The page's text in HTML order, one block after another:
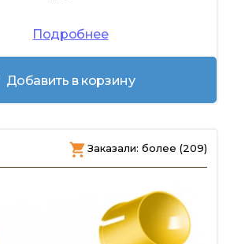
Подробнее
Добавить в корзину
Заказали: более (209)